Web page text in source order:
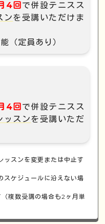
4回で併設テニスス
ンを受講いただけま
（定員あり）
4回で併設テニスス
ッスンを受講いただ
スンを変更または中止す
ケジュールに沿えない場
複数受講の場合も2ヶ月単